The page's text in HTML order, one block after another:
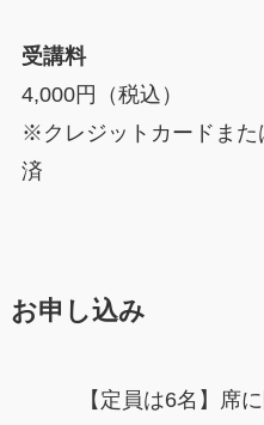
受講料
4,000円（税込）
※クレジットカードまた
済
お申し込み
【定員は6名】席